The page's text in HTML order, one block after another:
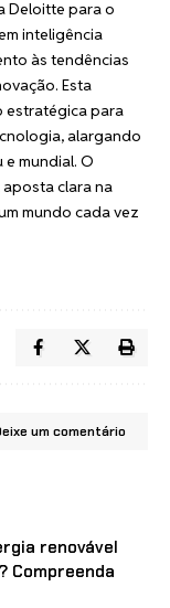
Deloitte para o
inteligência
às tendências
Esta
estratégica para
alargando
mundial. O
clara na
mundo cada vez
um comentário
renovável
Compreenda